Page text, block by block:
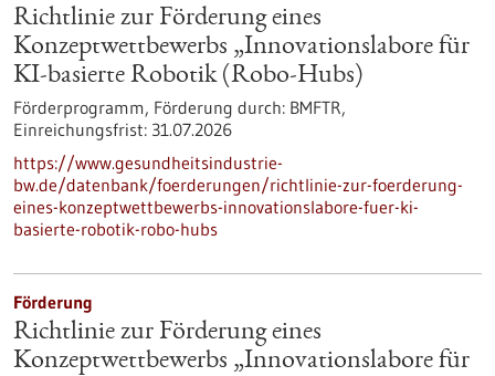
Richtlinie zur Förderung eines
Konzeptwettbewerbs „Innovationslabore für
KI-basierte Robotik (Robo-Hubs)
Förderprogramm, Förderung durch: BMFTR,
Einreichungsfrist: 31.07.2026
https://www.gesundheitsindustrie-
bw.de/datenbank/foerderungen/richtlinie-zur-foerderung-
eines-konzeptwettbewerbs-innovationslabore-fuer-ki-
basierte-robotik-robo-hubs
Förderung
Richtlinie zur Förderung eines
Konzeptwettbewerbs „Innovationslabore für